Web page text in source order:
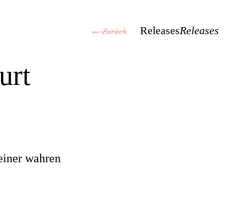
← Zurück ReleasesReleases
wahren